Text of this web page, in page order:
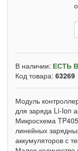
В наличии: ЕСТЬ
Код товара: 63269
Модуль
для заряда Li-Ion
Микросхема
линейных
аккумуляторов с